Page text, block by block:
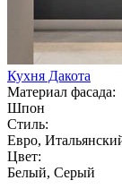
Кухня Дакота
Материал фасада:
Шпон
Стиль:
Евро,
Цвет:
Белый, Серый